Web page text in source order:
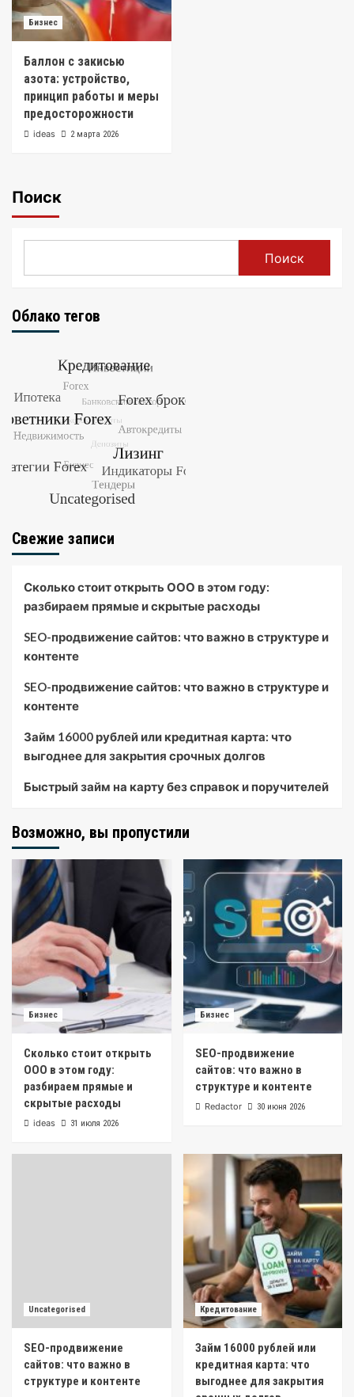
Бизнес
Баллон с закисью
азота: устройство,
принцип работы и меры
предосторожности
ideas 2 марта 2026
Поиск
Поиск
Облако тегов
Свежие записи
Сколько стоит открыть ООО в этом году:
разбираем прямые и скрытые расходы
SEO-продвижение сайтов: что важно в структуре и
контенте
SEO-продвижение сайтов: что важно в структуре и
контенте
Займ 16000 рублей или кредитная карта: что
выгоднее для закрытия срочных долгов
Быстрый займ на карту без справок и поручителей
Возможно, вы пропустили
Бизнес
Сколько стоит открыть
ООО в этом году:
разбираем прямые и
скрытые расходы
ideas 31 июля 2026
Бизнес
SEO-продвижение
сайтов: что важно в
структуре и контенте
Redactor 30 июня 2026
Uncategorised
SEO-продвижение
сайтов: что важно в
структуре и контенте
Кредитование
Займ 16000 рублей или
кредитная карта: что
выгоднее для закрытия